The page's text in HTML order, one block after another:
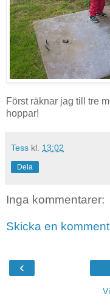
Först räknar jag till tre
hoppar!
Tess kl. 13:02
Dela
Inga kommentarer:
Skicka en
‹